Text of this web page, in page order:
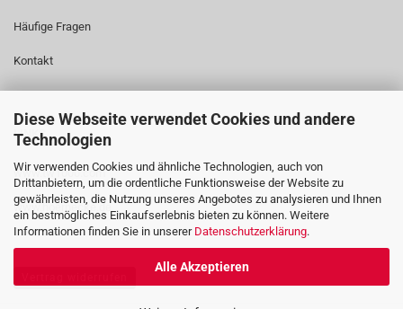
Diese Webseite verwendet Cookies und andere
Technologien
Wir verwenden Cookies und ähnliche Technologien, auch von
Drittanbietern, um die ordentliche Funktionsweise der Website zu
gewährleisten, die Nutzung unseres Angebotes zu analysieren und Ihnen
ein bestmögliches Einkaufserlebnis bieten zu können. Weitere
Informationen finden Sie in unserer Datenschutzerklärung.
Alle Akzeptieren
Häufige Fragen
Kontakt
LINKS
www.tw1000.com
www.hoernecke.de